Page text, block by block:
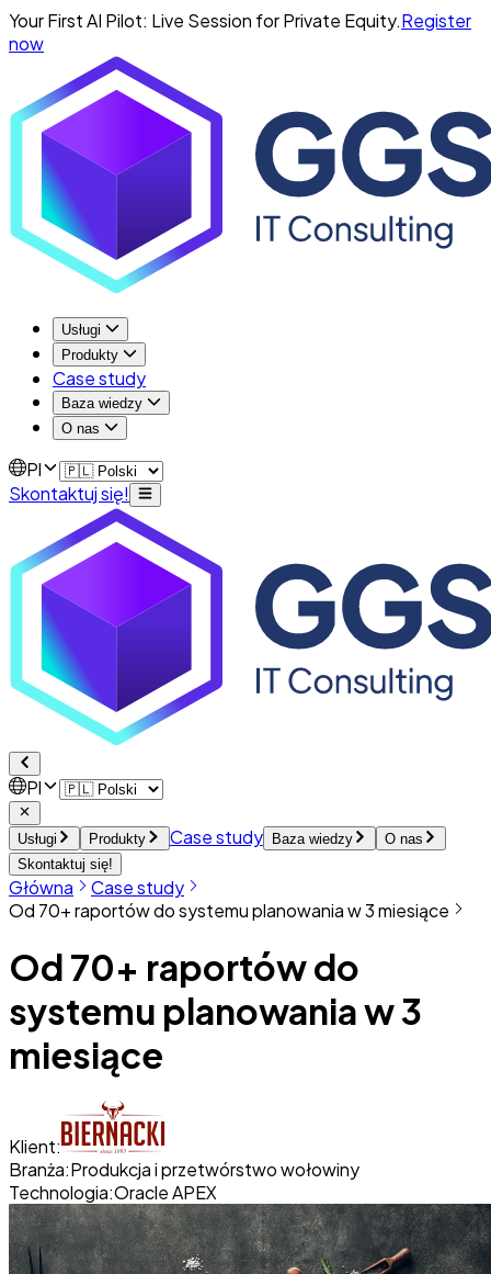
Your First AI Pilot: Live Session for Private Equity.Register
now
Usługi
Produkty
Case study
Baza wiedzy
O nas
Pl
Skontaktuj się!
Pl
Usługi Produkty Case study Baza wiedzy
O nas
Skontaktuj się!
Główna
Case study
Od 70+ raportów do systemu planowania w 3 miesiące
Od 70+ raportów do
systemu planowania w 3
miesiące
Klient:
Branża:Produkcja i przetwórstwo wołowiny
Technologia:Oracle APEX